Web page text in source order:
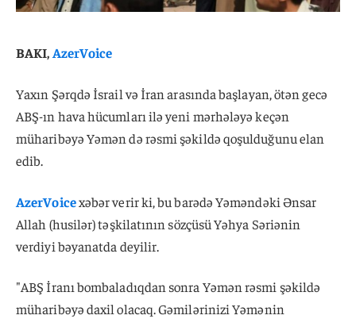
BAKI,AzerVoice
Yaxın Şərqdə İsrail və İran arasında başlayan, ötən gecə
ABŞ-ın hava hücumları ilə yeni mərhələyə keçən
müharibəyə Yəmən də rəsmi şəkildə qoşulduğunu elan
edib.
AzerVoicexəbər verir ki, bu barədə Yəməndəki Ənsar
Allah (husilər) təşkilatının sözçüsü Yəhya Səriənin
verdiyi bəyanatda deyilir.
"ABŞ İranı bombaladıqdan sonra Yəmən rəsmi şəkildə
müharibəyə daxil olacaq. Gəmilərinizi Yəmənin